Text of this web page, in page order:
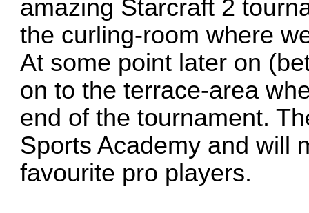
amazing Starcraft 2
the curling-room where
At some point later on
on to the terrace-area
end of the tournament.
Sports Academy and will
favourite pro players.